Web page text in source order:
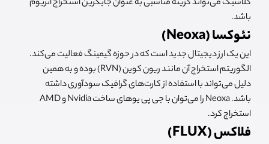
کلاسیک می‌تواند گزینه مناسبی به عنوان جایگزین استخراج اتریوم
باشد.
نئوکسا (Neoxa)
این یک ارز دیجیتال جدید است که در حوزه گیمینگ فعالیت می‌کند.
الگوریتم استخراج آن مانند ریون کوین (RVN) بوده و به همین
دلیل می‌تواند با استفاده از کارت‌های گرافیک سودآوری داشته
باشد. Neoxa را می‌توان با جی پی یوهای ساخت Nvidia و AMD
استخراج کرد.
فلاکس (FLUX)